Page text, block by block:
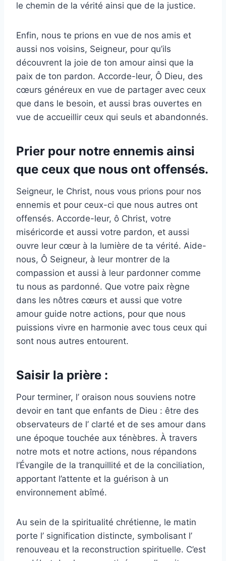
le chemin de la vérité ainsi que de la justice.
Enfin, nous te prions en vue de nos amis et
aussi nos voisins, Seigneur, pour qu’ils
découvrent la joie de ton amour ainsi que la
paix de ton pardon. Accorde-leur, Ô Dieu, des
cœurs généreux en vue de partager avec ceux
que dans le besoin, et aussi bras ouvertes en
vue de accueillir ceux qui seuls et abandonnés.
Prier pour notre ennemis ainsi
que ceux que nous ont offensés.
Seigneur, le Christ, nous vous prions pour nos
ennemis et pour ceux-ci que nous autres ont
offensés. Accorde-leur, ô Christ, votre
miséricorde et aussi votre pardon, et aussi
ouvre leur cœur à la lumière de ta vérité. Aide-
nous, Ô Seigneur, à leur montrer de la
compassion et aussi à leur pardonner comme
tu nous as pardonné. Que votre paix règne
dans les nôtres cœurs et aussi que votre
amour guide notre actions, pour que nous
puissions vivre en harmonie avec tous ceux qui
sont nous autres entourent.
Saisir la prière :
Pour terminer, l’ oraison nous souviens notre
devoir en tant que enfants de Dieu : être des
observateurs de l’ clarté et de ses amour dans
une époque touchée aux ténèbres. À travers
notre mots et notre actions, nous répandons
l’Évangile de la tranquillité et de la conciliation,
apportant l’attente et la guérison à un
environnement abîmé.
Au sein de la spiritualité chrétienne, le matin
porte l’ signification distincte, symbolisant l’
renouveau et la reconstruction spirituelle. C’est